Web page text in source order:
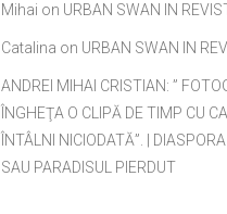
Mihai on URBAN SWAN IN
Catalina on URBAN SWAN IN
ANDREI MIHAI CRISTIAN: ”
ÎNGHEŢA O CLIPĂ DE TIMP CU
ÎNTÂLNI NICIODATĂ”. |
SAU PARADISUL PIERDUT